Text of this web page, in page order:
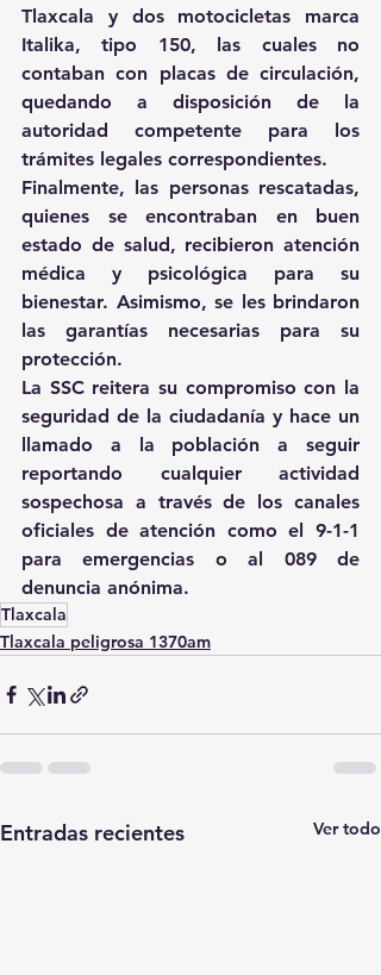
Tlaxcala y dos motocicletas marca
Italika, tipo 150, las cuales no
contaban con placas de circulación,
quedando a disposición de la
autoridad competente para los
trámites legales correspondientes.
Finalmente, las personas rescatadas,
quienes se encontraban en buen
estado de salud, recibieron atención
médica y psicológica para su
bienestar. Asimismo, se les brindaron
las garantías necesarias para su
protección.
La SSC reitera su compromiso con la
seguridad de la ciudadanía y hace un
llamado a la población a seguir
reportando cualquier actividad
sospechosa a través de los canales
oficiales de atención como el 9-1-1
para emergencias o al 089 de
denuncia anónima.
Tlaxcala
Tlaxcala peligrosa 1370am
Entradas recientes Ver todo